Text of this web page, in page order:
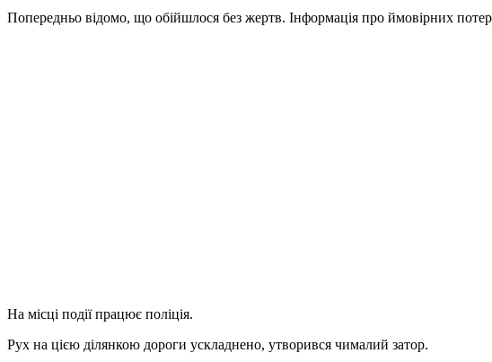
Попередньо відомо, що обійшлося без жертв. Інформація про ймовірних
На місці події працює поліція.
Рух на цією ділянкою дороги ускладнено, утворився чималий затор.